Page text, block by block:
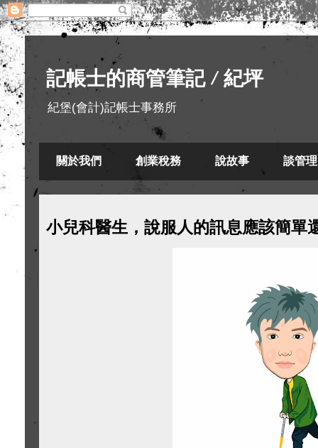
記帳士的商管筆記 / 紀坪
紀堡(會計)記帳士事務所
關於我們 創業稅務 說故事 談管理
小兒科醫生，說服人的訊息應該簡單